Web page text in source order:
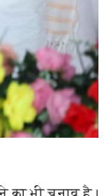
का भी चुनाव है।